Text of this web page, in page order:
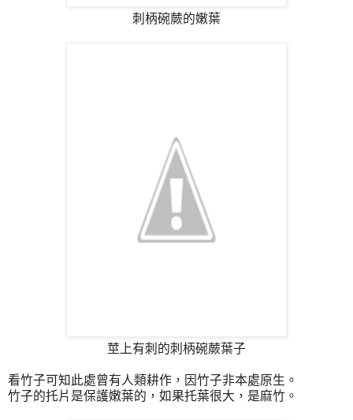
刺柄碗蕨的嫩葉
莖上有刺的刺柄碗蕨葉子
看竹子可知此處曾有人類耕作，因竹子非本處原生。
竹子的托片是保護嫩葉的，如果托葉很大，是麻竹。